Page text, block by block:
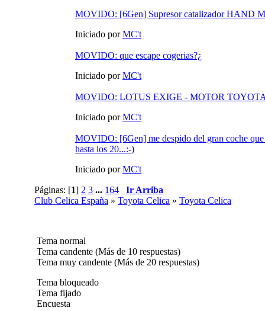
MOVIDO: [6Gen] Supresor catalizador HAND
Iniciado porMC't
MOVIDO: que escape cogerias?¿
Iniciado porMC't
MOVIDO: LOTUS EXIGE - MOTOR
Iniciado porMC't
MOVIDO: [6Gen] me despido del gran coche que
hasta los 20...:-)
Iniciado porMC't
Páginas: [1] 2 3 ... 164
Ir Arriba
Club Celica España » Toyota Celica » Toyota Celica
Tema normal
Tema candente (Más de 10 respuestas)
Tema muy candente (Más de 20 respuestas)
Tema bloqueado
Tema fijado
Encuesta